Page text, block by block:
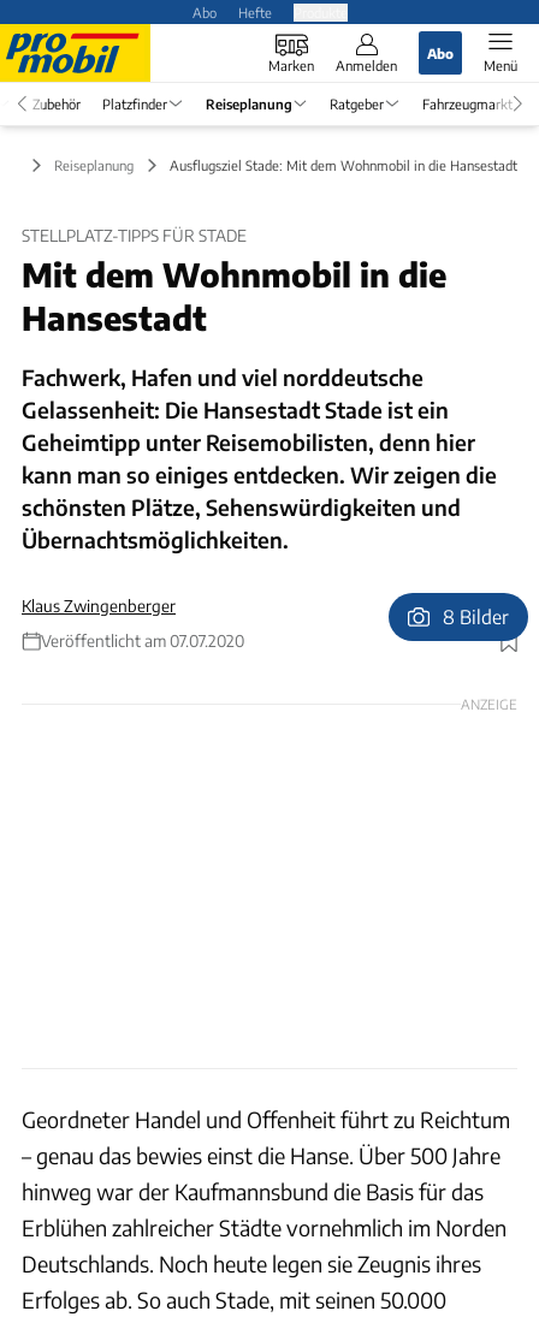
Abo Hefte
Marken Anmelden
Abo
Menü
Zubehör Platzfinder Reiseplanung Ratgeber Fahrzeugmarkt
Reiseplanung Ausflugsziel Stade: Mit dem Wohnmobil in die Hansestadt
STELLPLATZ-TIPPS FÜR STADE
Mit dem Wohnmobil in die
Hansestadt
Fachwerk, Hafen und viel norddeutsche
Gelassenheit: Die Hansestadt Stade ist ein
Geheimtipp unter Reisemobilisten, denn hier
kann man so einiges entdecken. Wir zeigen die
schönsten Plätze, Sehenswürdigkeiten und
Übernachtsmöglichkeiten.
Klaus Zwingenberger
Veröffentlicht am 07.07.2020
Foto: Martin Elsen
8 Bilder
ANZEIGE
Geordneter Handel und Offenheit führt zu Reichtum
– genau das bewies einst die Hanse. Über 500 Jahre
hinweg war der Kaufmannsbund die Basis für das
Erblühen zahlreicher Städte vornehmlich im Norden
Deutschlands. Noch heute legen sie Zeugnis ihres
Erfolges ab. So auch Stade, mit seinen 50.000